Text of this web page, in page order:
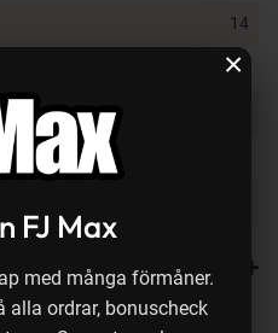
FJ Max
med många förmåner.
alla ordrar, bonuscheck
×
14
Sjunkande